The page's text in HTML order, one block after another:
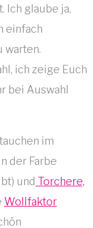
Ich glaube ja,
einfach
warten.
ich zeige Euch
bei Auswahl
im
der Farbe
und Torchere,
Wollfaktor